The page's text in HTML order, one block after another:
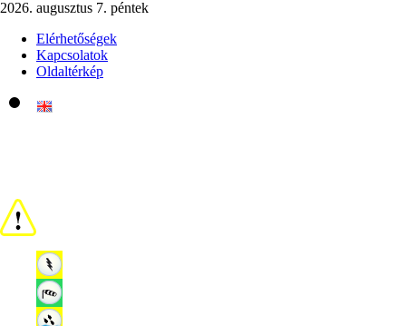
2026. augusztus 7. péntek
Elérhetőségek
Kapcsolatok
Oldaltérkép